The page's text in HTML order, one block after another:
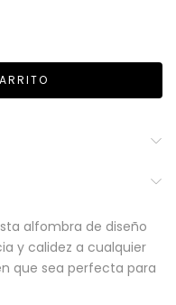
alfombra de diseño
y calidez a cualquier
que sea perfecta para